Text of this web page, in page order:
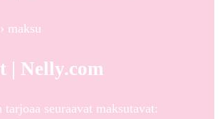
maksu
| Nelly.com
seuraavat maksutavat: